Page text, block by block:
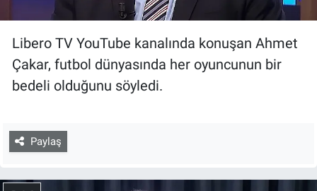
Libero TV YouTube kanalında konuşan Ahmet
Çakar, futbol dünyasında her oyuncunun bir
bedeli olduğunu söyledi.
Paylaş